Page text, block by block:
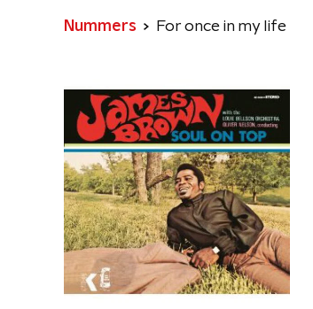
Nummers For once in my life